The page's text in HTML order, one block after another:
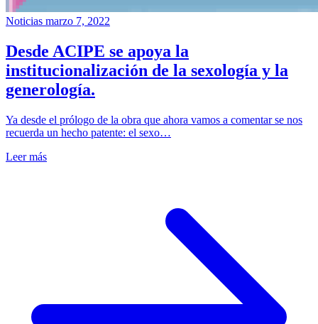
Noticias marzo 7, 2022
Desde ACIPE se apoya la
institucionalización de la sexología y la
generología.
Ya desde el prólogo de la obra que ahora vamos a comentar se nos
recuerda un hecho patente: el sexo…
Leer más